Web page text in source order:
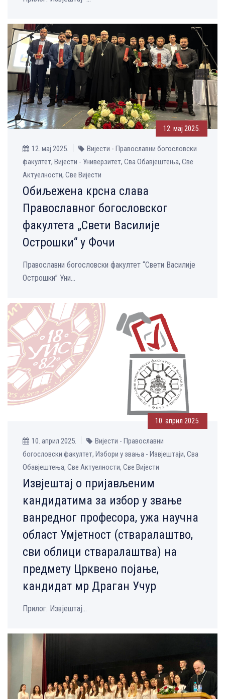
12. мај 2025.
12. мај 2025.
Вијести - Православни богословски
факултет, Вијести - Универзитет, Сва Обавјештења, Све
Aктуелности, Све Вијести
Обиљежена крсна слава
Православног богословског
факултета „Свети Василије
Острошки“ у Фочи
Православни богословски факултет “Свети Василије
Острошки” Уни...
10. април 2025.
10. април 2025.
Вијести - Православни
богословски факултет, Избори у звања - Извјештаји, Сва
Обавјештења, Све Aктуелности, Све Вијести
Извјештај о пријављеним
кандидатима за избор у звање
ванредног професора, ужа научна
област Умјетност (стваралаштво,
сви облици стваралаштва) на
предмету Црквено појање,
кандидат мр Драган Учур
Прилог: Извјештај...